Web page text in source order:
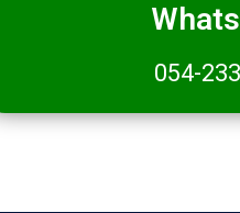
054-